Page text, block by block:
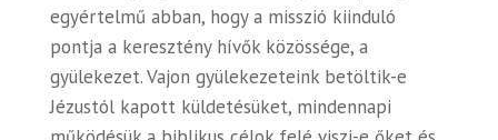
egyértelmű abban, hogy a misszió kiinduló
pontja a keresztény hívők közössége, a
gyülekezet. Vajon gyülekezeteink betöltik-e
Jézustól kapott küldetésüket, mindennapi